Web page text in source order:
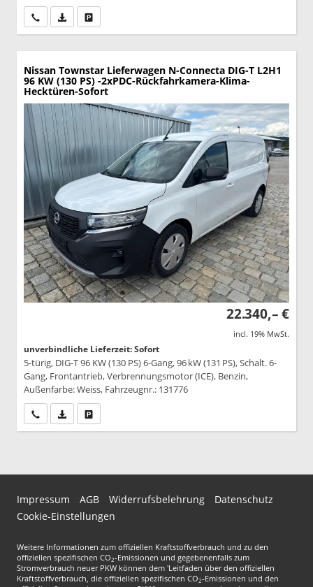
Wir rufen Sie anPDF-Datei, Fahrzeugexposé drucken
Nissan Townstar Lieferwagen N-Connecta DIG-T L2H1
96 KW (130 PS) -2xPDC-Rückfahrkamera-Klima-
Hecktüren-Sofort
22.340,– €
incl. 19% MwSt.
unverbindliche Lieferzeit: Sofort
5-türig, DIG-T 96 KW (130 PS) 6-Gang, 96 kW (131 PS), Schalt. 6-
Gang, Frontantrieb, Verbrennungsmotor (ICE), Benzin,
Außenfarbe: Weiss, Fahrzeugnr.: 131776
Wir rufen Sie anPDF-Datei, Fahrzeugexposé drucken
Impressum AGB Widerrufsbelehrung
Datenschutz
Cookie-Einstellungen
Weitere Informationen zum offiziellen Kraftstoffverbrauch und zu den
offiziellen spezifischen CO2-Emissionen und gegebenenfalls zum
Stromverbrauch neuer PKW können dem 'Leitfaden über den offiziellen
Kraftstoffverbrauch, die offiziellen spezifischen CO2-Emissionen und den